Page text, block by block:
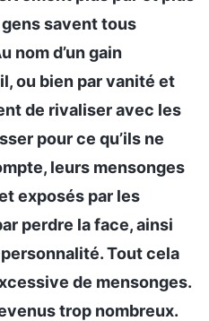
savent tous
nom d’un gain
ou bien par vanité et
de rivaliser avec les
pour ce qu’ils ne
leurs mensonges
exposés par les
perdre la face, ainsi
Tout cela
de mensonges.
trop nombreux.